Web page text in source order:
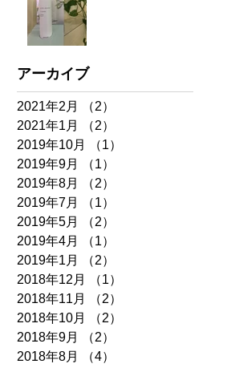
アーカイブ
2021年2月 （2）
2021年1月
（2）
2019年10月
（1）
2019年9月
（1）
2019年8月
（2）
2019年7月
（1）
2019年5月
（2）
2019年4月
（1）
2019年1月
（2）
2018年12月
（1）
2018年11月
（2）
2018年10月
（2）
2018年9月
（2）
2018年8月
（4）